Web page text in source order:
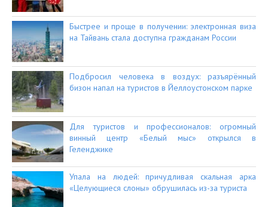
Быстрее и проще в получении: электронная виза
на Тайвань стала доступна гражданам России
Подбросил человека в воздух: разъярённый
бизон напал на туристов в Йеллоустонском парке
Для туристов и профессионалов: огромный
винный центр «Белый мыс» открылся в
Геленджике
Упала на людей: причудливая скальная арка
«Целующиеся слоны» обрушилась из-за туриста